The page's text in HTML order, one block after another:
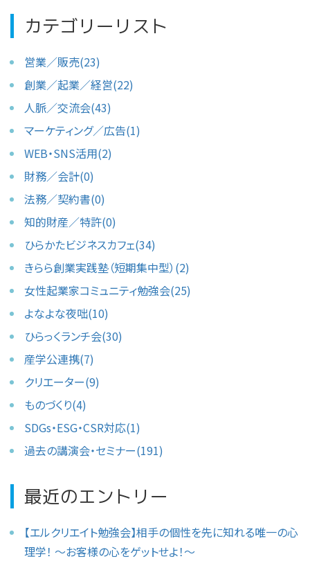
カテゴリーリスト
営業／販売(23)
創業／起業／経営(22)
人脈／交流会(43)
マーケティング／広告(1)
WEB・SNS活用(2)
財務／会計(0)
法務／契約書(0)
知的財産／特許(0)
ひらかたビジネスカフェ(34)
きらら創業実践塾（短期集中型）(2)
女性起業家コミュニティ勉強会(25)
よなよな夜咄(10)
ひらっくランチ会(30)
産学公連携(7)
クリエーター(9)
ものづくり(4)
SDGs・ESG・CSR対応(1)
過去の講演会・セミナー(191)
最近のエントリー
【エルクリエイト勉強会】相手の個性を先に知れる唯一の心
理学！ 〜お客様の心をゲットせよ！〜